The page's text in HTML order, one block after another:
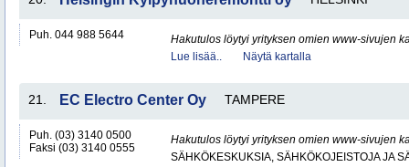
Puh. 044 988 5644
Hakutulos löytyi yrityksen omien www-sivujen
Lue lisää..
Näytä kartalla
21. EC Electro Center Oy TAMPERE
Puh. (03) 3140 0500
Faksi (03) 3140 0555
Hakutulos löytyi yrityksen omien www-sivujen
SÄHKÖKESKUKSIA, SÄHKÖKOJEISTOJA JA